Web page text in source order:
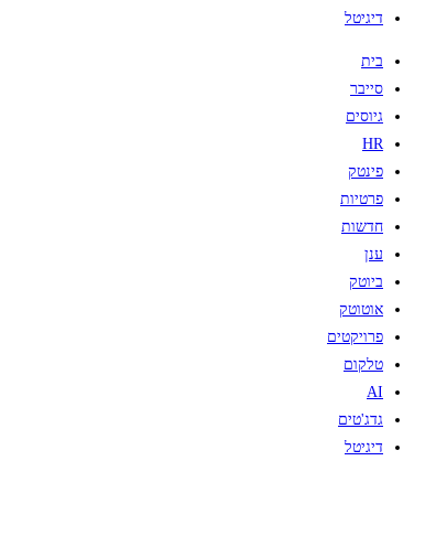
דיגיטל
בית
סייבר
גיוסים
HR
פינטק
פרטיות
חדשות
ענן
ביוטק
אוטוטק
פרויקטים
טלקום
AI
גדג'טים
דיגיטל